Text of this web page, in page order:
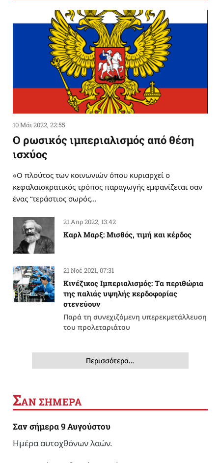
10 Μάι 2022, 22:55
Ο ρωσικός ιμπεριαλισμός από θέση
ισχύος
«Ο πλούτος των κοινωνιών όπου κυριαρχεί ο
κεφαλαιοκρατικός τρόπος παραγωγής εμφανίζεται σαν
ένας “τεράστιος σωρός…
21 Απρ 2022, 13:42
Καρλ Μαρξ: Μισθός, τιμή και κέρδος
21 Νοέ 2021, 07:31
Κινέζικος Ιμπεριαλισμός: Tα περιθώρια
της παλιάς υψηλής κερδοφορίας
στενεύουν
Παρά τη συνεχιζόμενη υπερεκμετάλλευση
του προλεταριάτου
Περισσότερα…
ΣΑΝ ΣΗΜΕΡΑ
Σαν σήμερα 9 Αυγούστου
Ημέρα αυτοχθόνων λαών.